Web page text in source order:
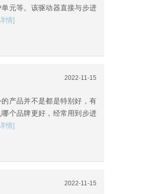
元等。该驱动器直接与步进
情]
2022-11-15
产品并不是都是特别好，有
个品牌更好，经常用到步进
情]
2022-11-15